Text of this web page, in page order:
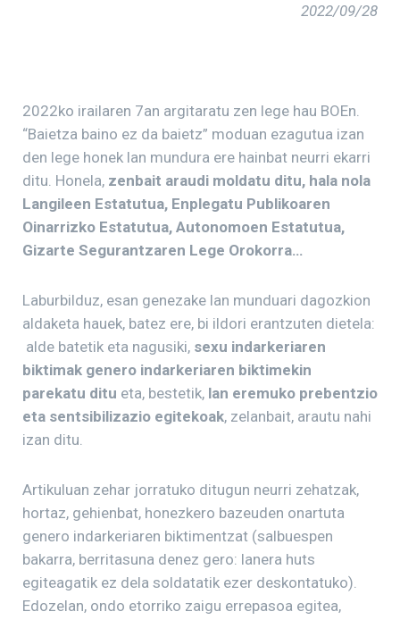
2022/09/28
2022ko irailaren 7an argitaratu zen lege hau BOEn.
“Baietza baino ez da baietz” moduan ezagutua izan
den lege honek lan mundura ere hainbat neurri ekarri
ditu. Honela, zenbait araudi moldatu ditu, hala nola
Langileen Estatutua, Enplegatu Publikoaren
Oinarrizko Estatutua, Autonomoen Estatutua,
Gizarte Segurantzaren Lege Orokorra…
Laburbilduz, esan genezake lan munduari dagozkion
aldaketa hauek, batez ere, bi ildori erantzuten dietela:
alde batetik eta nagusiki, sexu indarkeriaren
biktimak genero indarkeriaren biktimekin
parekatu ditu eta, bestetik, lan eremuko prebentzio
eta sentsibilizazio egitekoak, zelanbait, arautu nahi
izan ditu.
Artikuluan zehar jorratuko ditugun neurri zehatzak,
hortaz, gehienbat, honezkero bazeuden onartuta
genero indarkeriaren biktimentzat (salbuespen
bakarra, berritasuna denez gero: lanera huts
egiteagatik ez dela soldatatik ezer deskontatuko).
Edozelan, ondo etorriko zaigu errepasoa egitea,